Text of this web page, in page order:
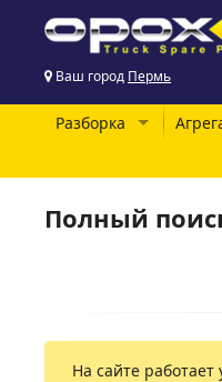
Ваш город Пермь
Разборка
Полный
На сайте работает